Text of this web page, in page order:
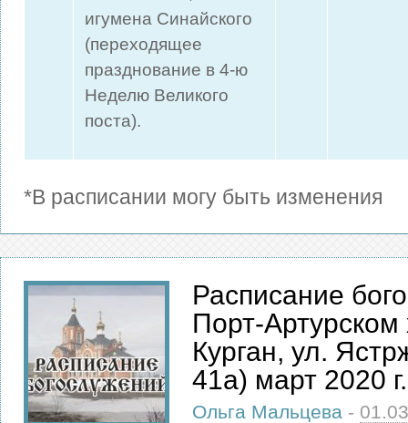
игумена Синайского
(переходящее
празднование в 4-ю
Неделю Великого
поста).
*В расписании могу быть изменения
Расписание
Порт-Артурском
Курган, ул.
41а) март 2020 г.
Ольга Мальцева -